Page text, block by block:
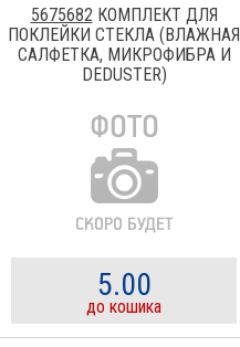
5675682 КОМПЛЕКТ ДЛЯ
ПОКЛЕЙКИ СТЕКЛА (ВЛАЖНАЯ
САЛФЕТКА, МИКРОФИБРА И
DEDUSTER)
5.00
до кошика